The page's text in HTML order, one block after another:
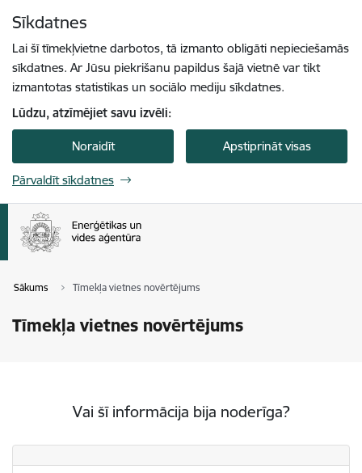
Sīkdatnes
Lai šī tīmekļvietne darbotos, tā izmanto obligāti nepieciešamās
sīkdatnes. Ar Jūsu piekrišanu papildus šajā vietnē var tikt
izmantotas statistikas un sociālo mediju sīkdatnes.
Lūdzu, atzīmējiet savu izvēli:
Noraidīt Apstiprināt visas
Pārvaldīt sīkdatnes
Sākums Tīmekļa vietnes novērtējums
Tīmekļa vietnes novērtējums
Vai šī informācija bija noderīga?
Vai šī informācija bija noderīga?